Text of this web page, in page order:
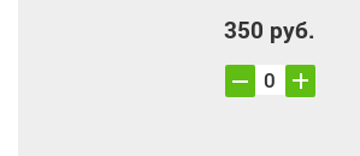
350 руб.